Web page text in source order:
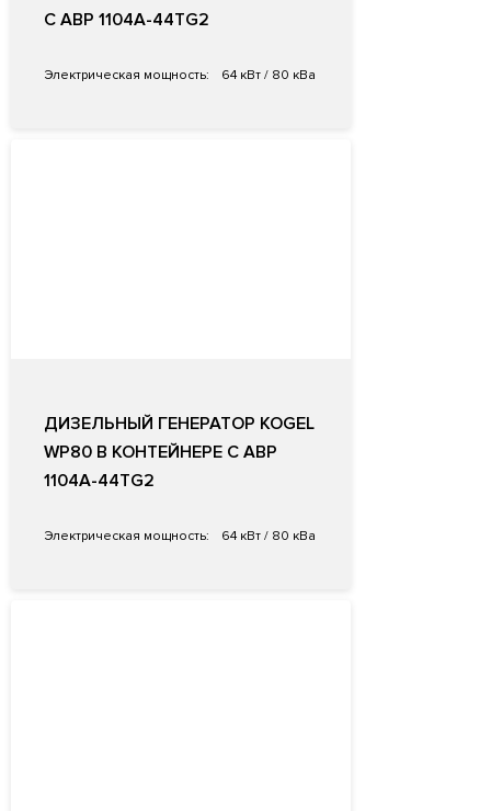
С АВР 1104A-44TG2
Электрическая мощность: 64 кВт / 80 кВа
ДИЗЕЛЬНЫЙ ГЕНЕРАТОР KOGEL
WP80 В КОНТЕЙНЕРЕ С АВР
1104A-44TG2
Электрическая мощность: 64 кВт / 80 кВа